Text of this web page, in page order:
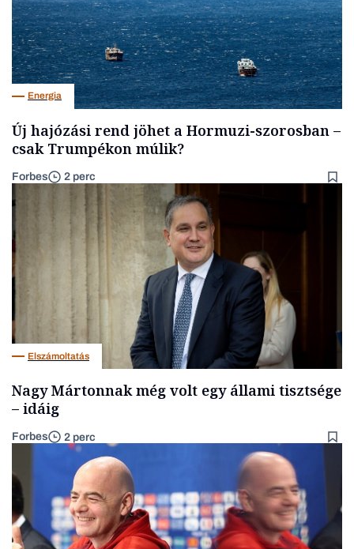
Energia
Új hajózási rend jöhet a Hormuzi-szorosban –
csak Trumpékon múlik?
Forbes 2 perc
Elszámoltatás
Nagy Mártonnak még volt egy állami tisztsége
– idáig
Forbes 2 perc